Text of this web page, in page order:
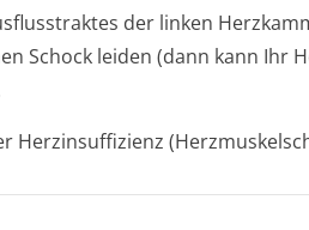
der linken
Schock leiden (dann kann Ihr
Herzinsuffizienz